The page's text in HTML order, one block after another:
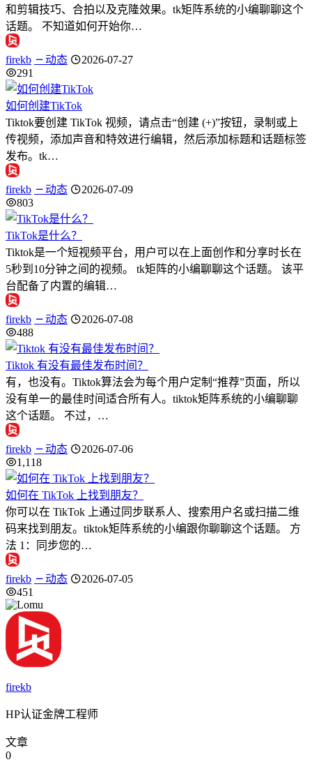
和剪辑技巧、合拍以及克隆效果。tk矩阵系统的小编聊聊这个
话题。 不知道如何开始你…
firekb 动态
2026-07-27
291
如何创建TikTok
Tiktok要创建 TikTok 视频，请点击“创建 (+)”按钮，录制或上
传视频，添加声音和特效进行编辑，然后添加标题和话题标签
发布。tk…
firekb 动态
2026-07-09
803
TikTok是什么？
Tiktok是一个短视频平台，用户可以在上面创作和分享时长在
5秒到10分钟之间的视频。 tk矩阵的小编聊聊这个话题。 该平
台配备了内置的编辑…
firekb 动态
2026-07-08
488
Tiktok 有没有最佳发布时间？
有，也没有。Tiktok算法会为每个用户定制“推荐”页面，所以
没有单一的最佳时间适合所有人。tiktok矩阵系统的小编聊聊
这个话题。 不过，…
firekb 动态
2026-07-06
1,118
如何在 TikTok 上找到朋友？
你可以在 TikTok 上通过同步联系人、搜索用户名或扫描二维
码来找到朋友。tiktok矩阵系统的小编跟你聊聊这个话题。 方
法 1：同步您的…
firekb 动态
2026-07-05
451
firekb
HP认证金牌工程师
文章
0